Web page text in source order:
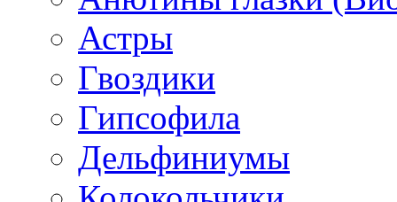
Астры
Гвоздики
Гипсофила
Дельфиниумы